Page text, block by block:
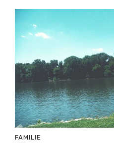
FAMILIE